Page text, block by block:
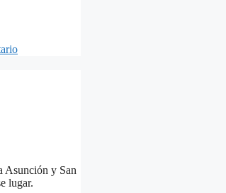
Asunción y San
lugar.